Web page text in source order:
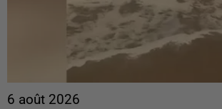
6 août 2026